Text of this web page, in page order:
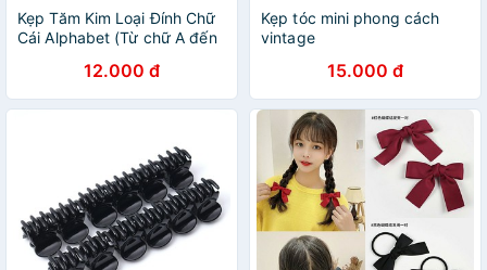
Kẹp Tăm Kim Loại Đính Chữ
Cái Alphabet (Từ chữ A đến
12.000 đ
Kẹp tóc mini phong cách
vintage
15.000 đ